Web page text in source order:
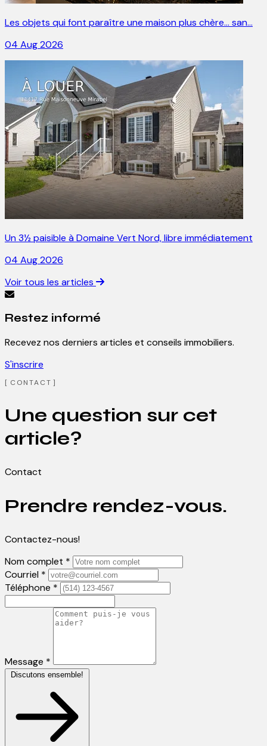
Les objets qui font paraître une maison plus chère… san…
04 Aug 2026
Un 3½ paisible à Domaine Vert Nord, libre immédiatement
04 Aug 2026
Voir tous les articles
Restez informé
Recevez nos derniers articles et conseils immobiliers.
S'inscrire
CONTACT
Une question sur cet
article?
Contact
Prendre rendez-vous.
Contactez-nous!
Nom complet *
Courriel *
Téléphone *
Message *
Discutons ensemble!